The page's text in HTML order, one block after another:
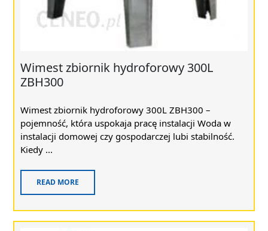
Wimest zbiornik hydroforowy 300L
ZBH300
Wimest zbiornik hydroforowy 300L ZBH300 –
pojemność, która uspokaja pracę instalacji Woda w
instalacji domowej czy gospodarczej lubi stabilność.
Kiedy ...
READ MORE